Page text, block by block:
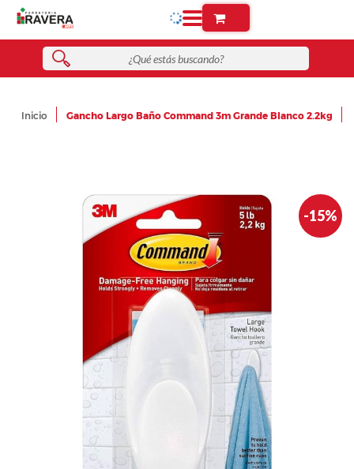
Inicio Gancho Largo Baño Command 3m Grande Blanco 2.2kg
-15%